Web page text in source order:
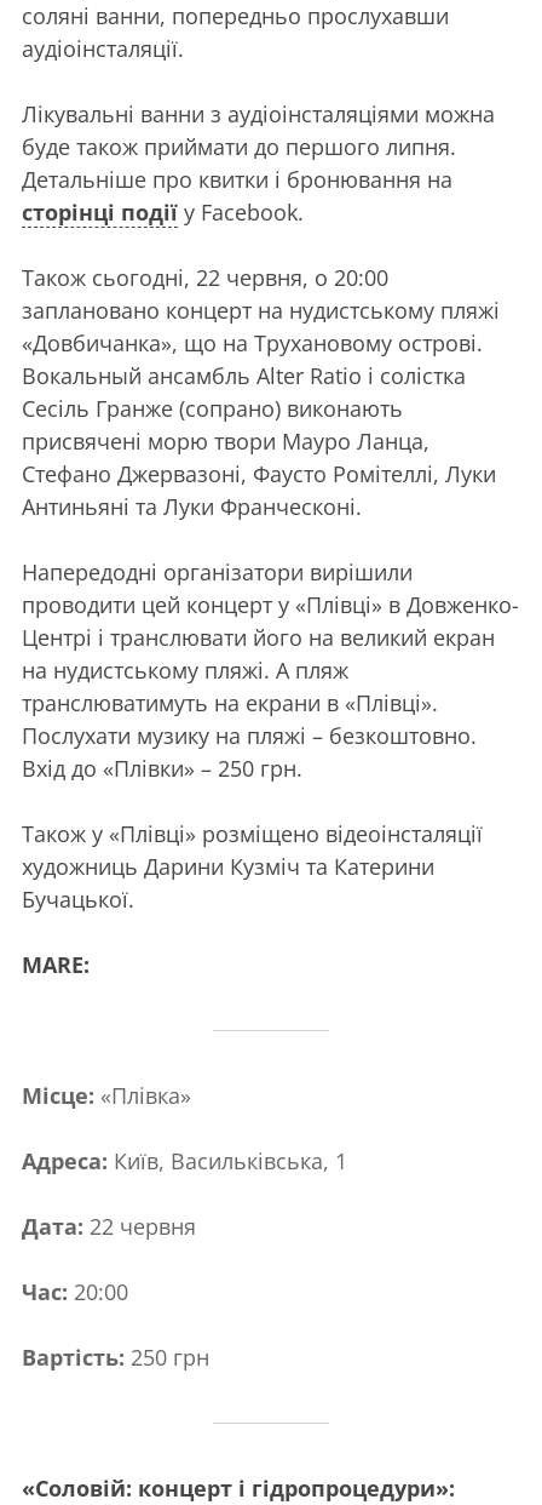
соляні ванни, попередньо прослухавши
аудіоінсталяції.
Лікувальні ванни з аудіоінсталяціями можна
буде також приймати до першого липня.
Детальніше про квитки і бронювання на
сторінці події у Facebook.
Також сьогодні, 22 червня, о 20:00
заплановано концерт на нудистському пляжі
«Довбичанка», що на Трухановому острові.
Вокальный ансамбль Alter Ratio і солістка
Сесіль Гранже (сопрано) виконають
присвячені морю твори Мауро Ланца,
Стефано Джервазоні, Фаусто Ромітеллі, Луки
Антиньяні та Луки Франческоні.
Напередодні організатори вирішили
проводити цей концерт у «Плівці» в Довженко-
Центрі і транслювати його на великий екран
на нудистському пляжі. А пляж
транслюватимуть на екрани в «Плівці».
Послухати музику на пляжі – безкоштовно.
Вхід до «Плівки» – 250 грн.
Також у «Плівці» розміщено відеоінсталяції
художниць Дарини Кузміч та Катерини
Бучацької.
MARE:
Місце: «Плівка»
Адреса: Київ, Васильківська, 1
Дата: 22 червня
Час: 20:00
Вартість: 250 грн
«Соловій: концерт і гідропроцедури»: